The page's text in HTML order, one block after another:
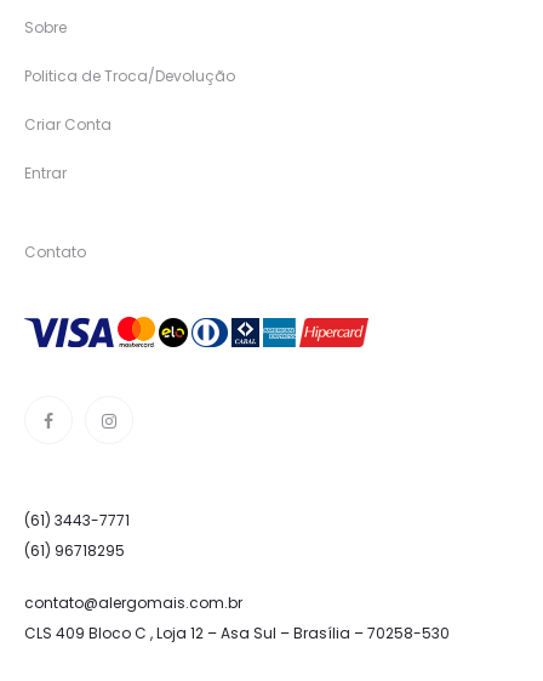
Sobre
Politica de Troca/Devolução
Criar Conta
Entrar
Contato
(61) 3443-7771
(61) 96718295
contato@alergomais.com.br
CLS 409 Bloco C , Loja 12 – Asa Sul – Brasília – 70258-530